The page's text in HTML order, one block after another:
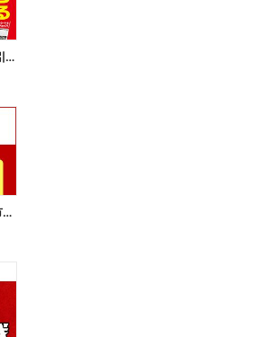
【無料引換券!】焼き麺買うとお茶引換券貰える!
楽天ポイントカード提示で、楽天市場でのお買い物がおトクに!